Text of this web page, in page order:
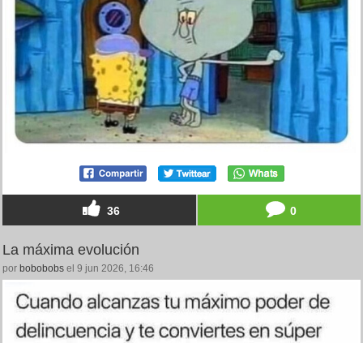
36 0
La máxima evolución
por bobobobs el 9 jun 2026, 16:46